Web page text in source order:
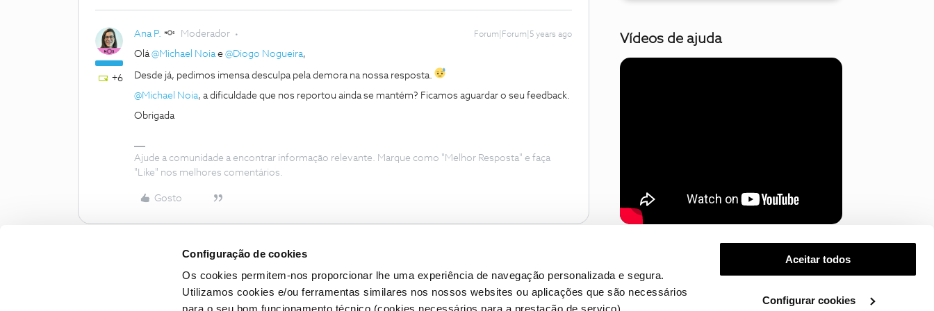
Configuração de cookies
Os cookies permitem-nos proporcionar lhe uma experiência de navegação personalizada e segura.
Utilizamos cookies e/ou ferramentas similares nos nossos websites ou aplicações que são necessários
Aceitar todos
Configurar cookies
+6
Ana P. Moderador Forum|Forum|5 years ago
Olá@Michael Noiae @Diogo Nogueira,
Desde já, pedimos imensa desculpa pela demora na nossa resposta.
@Michael Noia, a dificuldade que nos reportou ainda se mantém? Ficamos aguardar o seu feedback.
Obrigada
Ajude a comunidade a encontrar informação relevante. Marque como "Melhor Resposta" e faça
"Like" nos melhores comentários.
Gosto
Vídeos de ajuda